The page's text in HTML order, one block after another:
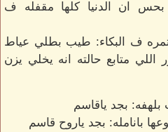
ان الدنيا كلها مقفله ف
ف البكاء: طيب بطلي عياط
اللي متابع حالته انه يخلي يزن
بجد ياقاسم
بانامله: بجد ياروح قاسم